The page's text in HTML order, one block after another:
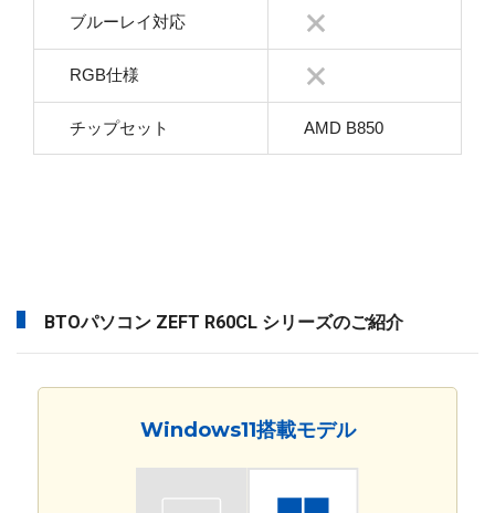
ブルーレイ対応
RGB仕様
チップセット AMD B850
BTOパソコン ZEFT R60CL シリーズのご紹介
Windows11搭載モデル